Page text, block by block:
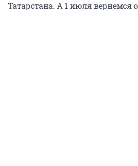
Татарстана. А 1 июля вернемся